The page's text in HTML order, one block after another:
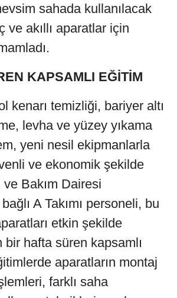
sahada kullanılacak
ve akıllı aparatlar için
KAPSAMLI EĞİTİM
kenarı temizliği, bariyer altı
levha ve yüzey yıkama
yeni nesil ekipmanlarla
ve ekonomik şekilde
ve Bakım Dairesi
bağlı A Takımı personeli, bu
etkin şekilde
hafta süren kapsamlı
aparatların montaj
farklı saha